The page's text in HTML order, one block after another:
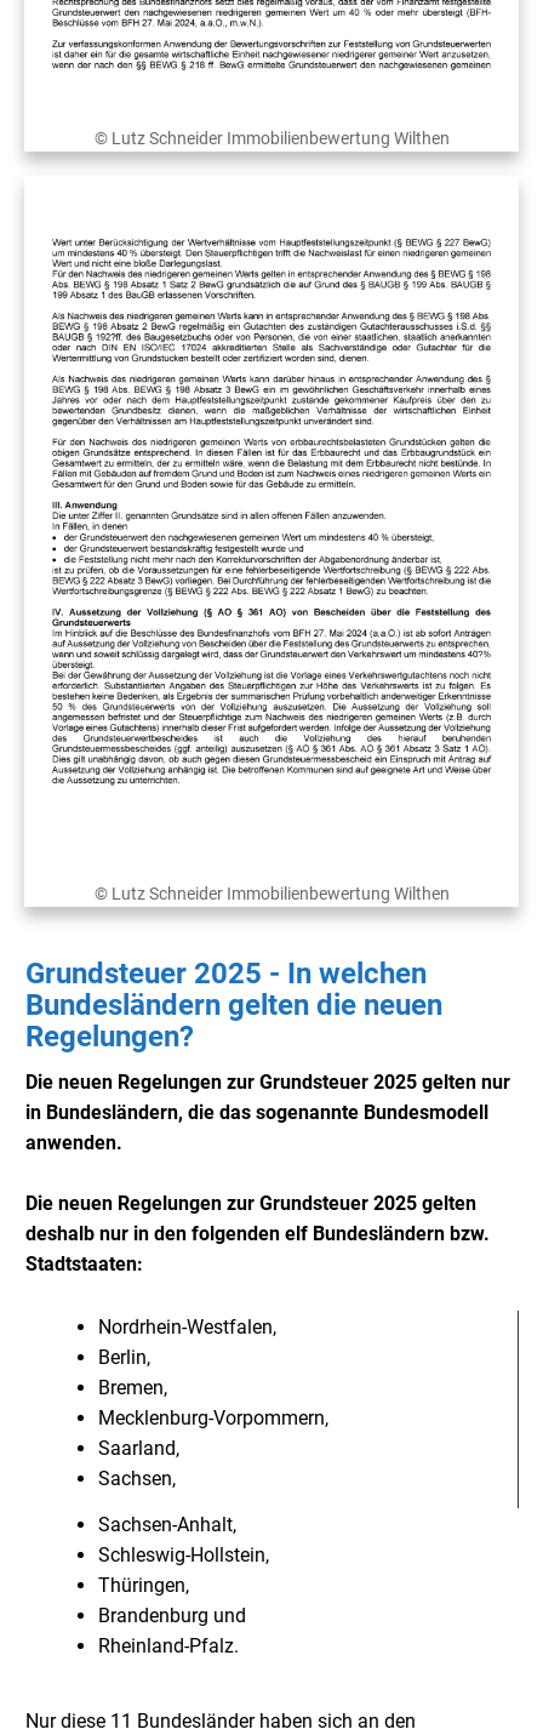
© Lutz Schneider Immobilienbewertung Wilthen
© Lutz Schneider Immobilienbewertung Wilthen
Grundsteuer 2025 - In welchen
Bundesländern gelten die neuen
Regelungen?
Die neuen Regelungen zur Grundsteuer 2025 gelten nur
in Bundesländern, die das sogenannte Bundesmodell
anwenden.
Die neuen Regelungen zur Grundsteuer 2025 gelten
deshalb nur in den folgenden elf Bundesländern bzw.
Stadtstaaten:
Nordrhein-Westfalen,
Berlin,
Bremen,
Mecklenburg-Vorpommern,
Saarland,
Sachsen,
Sachsen-Anhalt,
Schleswig-Hollstein,
Thüringen,
Brandenburg und
Rheinland-Pfalz.
Nur diese 11 Bundesländer haben sich an den